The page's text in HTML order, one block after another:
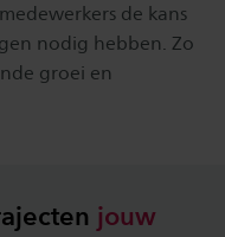
de kans
nodig hebben. Zo
groei en
jouw